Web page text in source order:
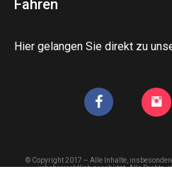
Fähren
Hier gelangen Sie direkt zu
© Copyright 2017 – Alle Inhalte,
urheberrechtlich geschützt. Alle Rechte,